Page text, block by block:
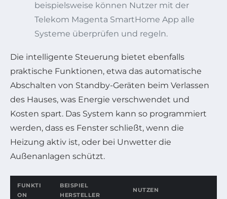
beispielsweise können Nutzer mit der
Telekom Magenta SmartHome App alle
Systeme überprüfen und regeln.
Die intelligente Steuerung bietet ebenfalls
praktische Funktionen, etwa das automatische
Abschalten von Standby-Geräten beim Verlassen
des Hauses, was Energie verschwendet und
Kosten spart. Das System kann so programmiert
werden, dass es Fenster schließt, wenn die
Heizung aktiv ist, oder bei Unwetter die
Außenanlagen schützt.
FUNKTI
ON
BEISPIEL
HERSTELLER
NUTZEN